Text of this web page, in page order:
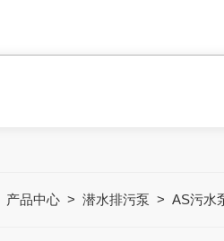
产品中心> 潜水排污泵 > AS污水